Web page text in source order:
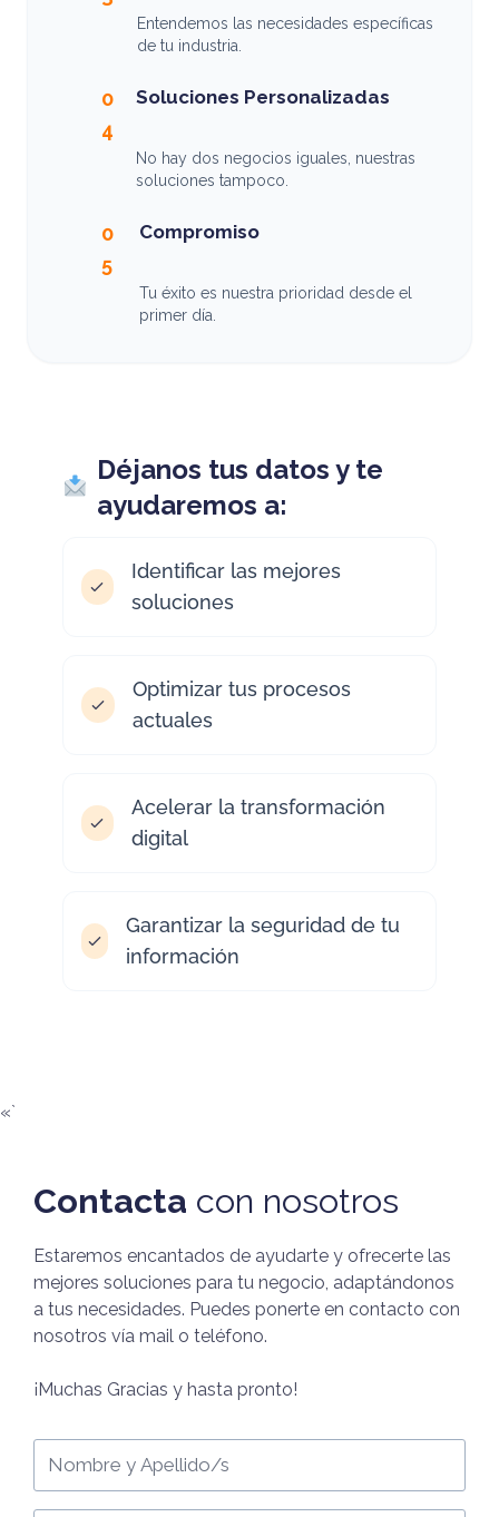
Entendemos las necesidades específicas
de tu industria.
0
4
Soluciones Personalizadas
No hay dos negocios iguales, nuestras
soluciones tampoco.
0
5
Compromiso
Tu éxito es nuestra prioridad desde el
primer día.
Déjanos tus datos y te
ayudaremos a:
Identificar las mejores
soluciones
Optimizar tus procesos
actuales
Acelerar la transformación
digital
Garantizar la seguridad de tu
información
«`
Contacta con nosotros
Estaremos encantados de ayudarte y ofrecerte las
mejores soluciones para tu negocio, adaptándonos
a tus necesidades. Puedes ponerte en contacto con
nosotros vía mail o teléfono.
¡Muchas Gracias y hasta pronto!